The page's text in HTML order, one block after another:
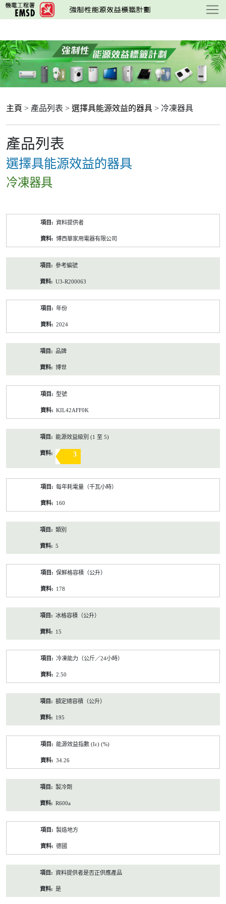
跳
至
要
內
容
主頁 > 產品列表 > 選擇具能源效益的器具 > 冷凍器具
產品列表
選擇具能源效益的器具
冷凍器具
資料提供者
博西華家用電器有限公司
參考編號
U3-R200063
年份
2024
品牌
博世
型號
KIL42AFF0K
能源效益級別 (1 至 5)
3
每年耗電量（千瓦小時）
160
類別
5
保鮮格容積（公升）
178
冰格容積（公升）
15
冷凍能力（公斤／24小時）
2.50
額定總容積（公升）
195
能源效益指數 (Iε) (%)
34.26
製冷劑
R600a
製造地方
德國
資料提供者是否正供應產品
是